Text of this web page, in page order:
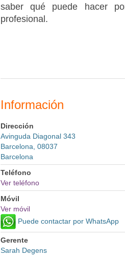
saber qué puede hacer
profesional.
Información
Dirección
Avinguda Diagonal 343
Barcelona, 08037
Barcelona
Teléfono
Ver teléfono
Móvil
Ver móvil
Puede contactar por WhatsApp
Gerente
Sarah Degens